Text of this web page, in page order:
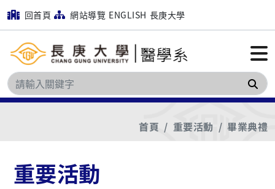
回首頁 網站導覽 ENGLISH 長庚大學
搜
首頁 重要活動 畢業典禮
重要活動